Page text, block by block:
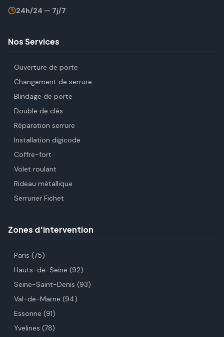
24h/24 — 7j/7
Nos Services
Ouverture de porte
Changement de serrure
Blindage de porte
Double de clés
Réparation serrure
Installation digicode
Coffre-fort
Volet roulant
Rideau métallique
Serrurier Fichet
Zones d'intervention
Paris (75)
Hauts-de-Seine (92)
Seine-Saint-Denis (93)
Val-de-Marne (94)
Essonne (91)
Yvelines (78)